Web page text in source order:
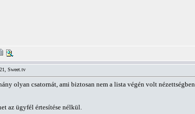
Sweet.tv
olyan csatornát, ami biztosan nem a lista végén volt nézettségben.
az ügyfél értesítése nélkül.